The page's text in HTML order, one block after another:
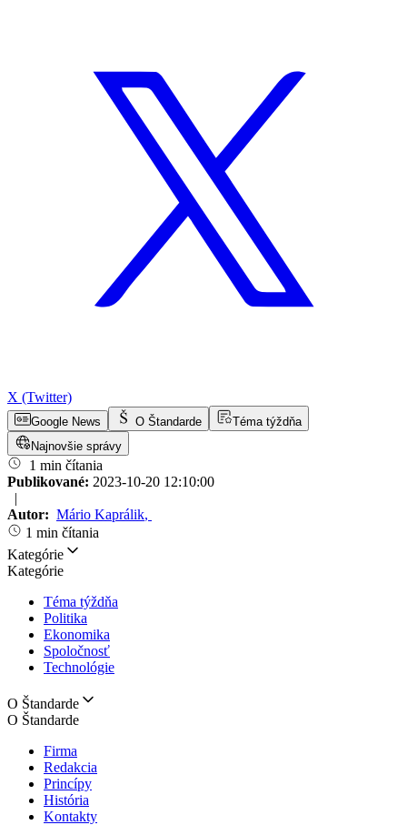
X (Twitter)
Google News O Štandarde
Téma týždňa
Najnovšie správy
1 min čítania
Publikované: 2023-10-20 12:10:00
|
Autor: Mário Kaprálik,
1 min čítania
Kategórie
Kategórie
Téma týždňa
Politika
Ekonomika
Spoločnosť
Technológie
O Štandarde
O Štandarde
Firma
Redakcia
Princípy
História
Kontakty